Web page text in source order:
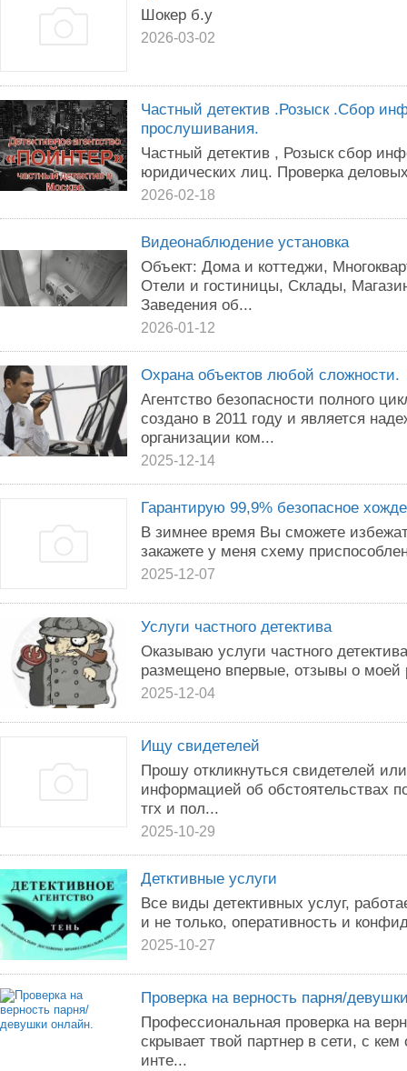
Шокер б.у
2026-03-02
Частный детектив .Розыск .Сбор
прослушивания.
Частный детектив , Розыск сбор
юридических лиц. Проверка
2026-02-18
Видеонаблюдение установка
Объект: Дома и коттеджи,
Отели и гостиницы, Склады,
Заведения об...
2026-01-12
Охрана объектов любой сложности.
Агентство безопасности полного
создано в 2011 году и является
организации ком...
2025-12-14
Гарантирую 99,9% безопасное
В зимнее время Вы сможете
закажете у меня схему
2025-12-07
Услуги частного детектива
Оказываю услуги частного
размещено впервые, отзывы о моей
2025-12-04
Ищу свидетелей
Прошу откликнуться свидетелей
информацией об обстоятельствах
тгх и пол...
2025-10-29
Детктивные услуги
Все виды детективных услуг,
и не только, оперативность и
2025-10-27
Проверка на верность парня/
Профессиональная проверка на
скрывает твой партнер в сети, с
инте...